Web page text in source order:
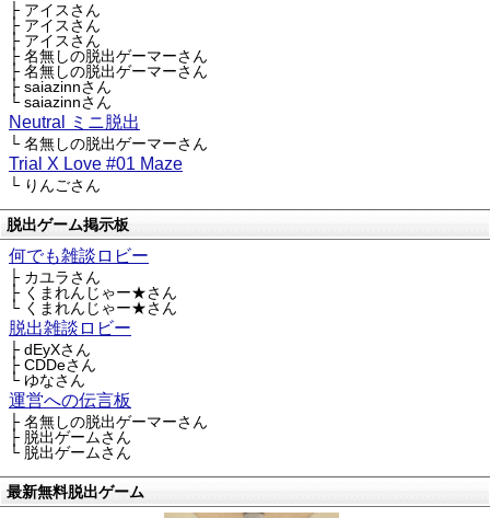
├ アイスさん
├ アイスさん
├ アイスさん
├ 名無しの脱出ゲーマーさん
├ 名無しの脱出ゲーマーさん
├ saiazinnさん
└ saiazinnさん
Neutral ミニ脱出
└ 名無しの脱出ゲーマーさん
Trial X Love #01 Maze
└ りんごさん
脱出ゲーム掲示板
何でも雑談ロビー
├ カユラさん
├ くまれんじゃー★さん
└ くまれんじゃー★さん
脱出雑談ロビー
├ dEyXさん
├ CDDeさん
└ ゆなさん
運営への伝言板
├ 名無しの脱出ゲーマーさん
├ 脱出ゲームさん
└ 脱出ゲームさん
最新無料脱出ゲーム